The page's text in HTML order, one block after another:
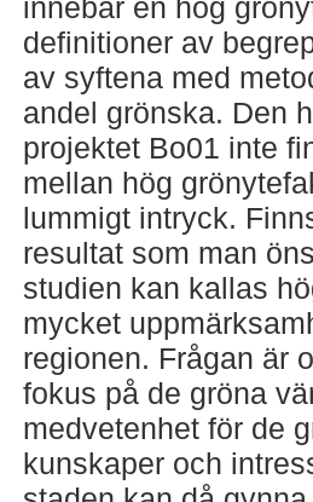
innebär en hög
definitioner av
av syftena med
andel grönska. Den
projektet Bo01 inte
mellan hög
lummigt intryck.
resultat som man
studien kan kallas
mycket
regionen. Frågan är
fokus på de gröna
medvetenhet för de
kunskaper och